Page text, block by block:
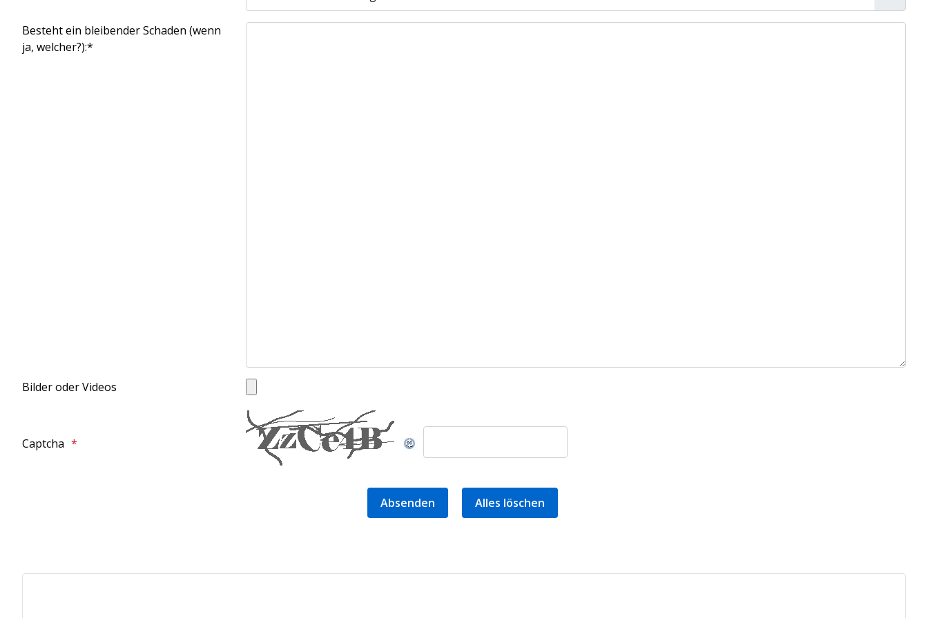
Besteht ein bleibender Schaden (wenn
ja, welcher?):*
Bilder oder Videos
Captcha